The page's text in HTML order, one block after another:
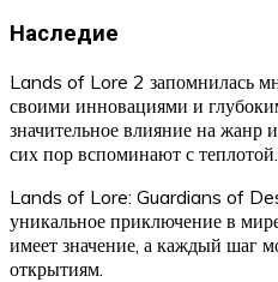
Наследие
Lands of Lore 2 запомнилась
своими инновациями и
значительное влияние на жанр
сих пор вспоминают с теплотой.
Lands of Lore: Guardians of
уникальное приключение в
имеет значение, а каждый шаг
открытиям.